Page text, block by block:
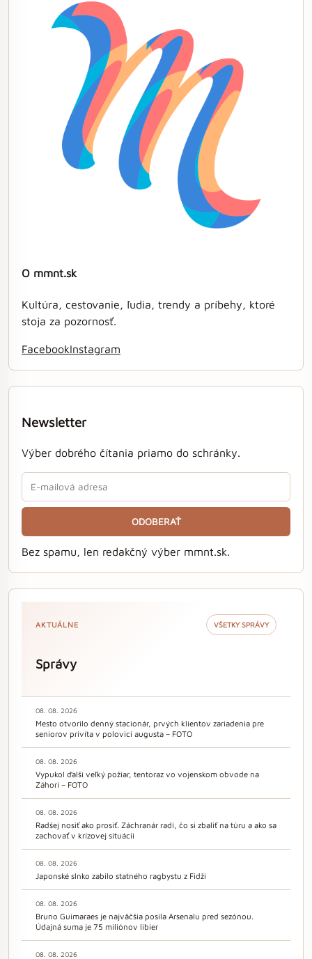
O mmnt.sk
Kultúra, cestovanie, ľudia, trendy a príbehy, ktoré
stoja za pozornosť.
FacebookInstagram
Newsletter
Výber dobrého čítania priamo do schránky.
ODOBERAŤ
Bez spamu, len redakčný výber mmnt.sk.
AKTUÁLNE VŠETKY SPRÁVY
Správy
08. 08. 2026
Mesto otvorilo denný stacionár, prvých klientov zariadenia pre
seniorov privíta v polovici augusta – FOTO
08. 08. 2026
Vypukol ďalší veľký požiar, tentoraz vo vojenskom obvode na
Záhorí – FOTO
08. 08. 2026
Radšej nosiť ako prosiť. Záchranár radí, čo si zbaliť na túru a ako sa
zachovať v krízovej situácii
08. 08. 2026
Japonské slnko zabilo statného ragbystu z Fidži
08. 08. 2026
Bruno Guimaraes je najväčšia posila Arsenalu pred sezónou.
Údajná suma je 75 miliónov libier
08. 08. 2026